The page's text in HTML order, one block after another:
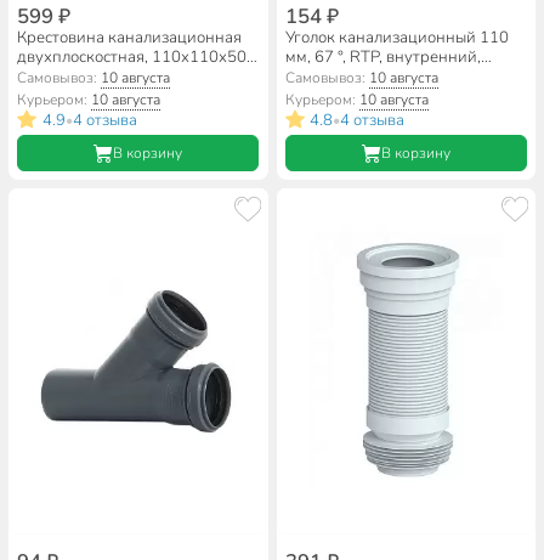
599 ₽
Крестовина канализационная
двухплоскостная, 110х110х50
мм, 45 °, левый+правая, RTP,
36532
Самовывоз: 10 августа
Курьером: 10 августа
4.9•4 отзыва
В корзину
154 ₽
Уголок канализационный 110
мм, 67 °, RTP, внутренний,
36672
Самовывоз: 10 августа
Курьером: 10 августа
4.8•4 отзыва
В корзину